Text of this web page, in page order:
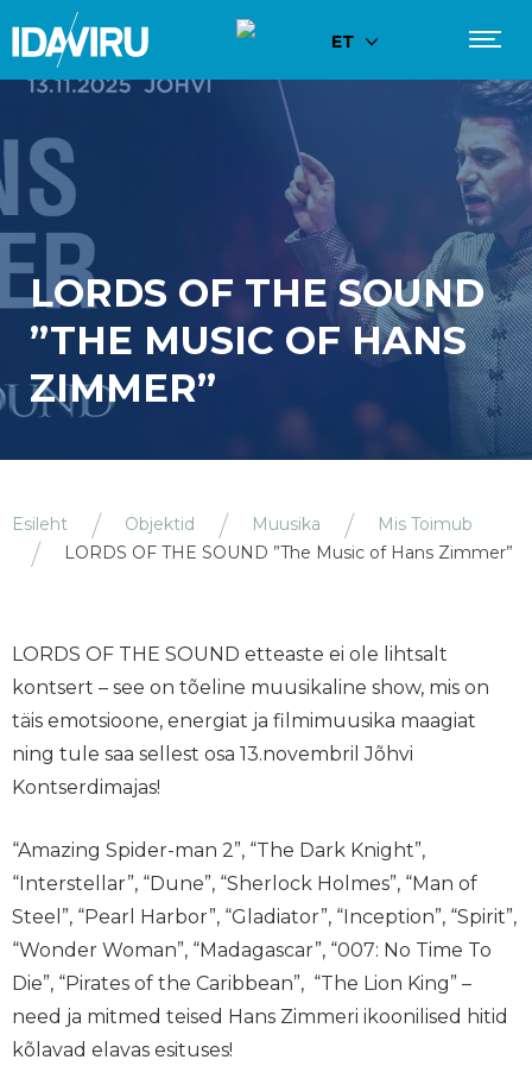
ET
LORDS OF THE SOUND
”THE MUSIC OF HANS
ZIMMER”
Esileht Objektid Muusika
Mis Toimub
LORDS OF THE SOUND ”The Music of Hans Zimmer”
LORDS OF THE SOUND etteaste ei ole lihtsalt
kontsert – see on tõeline muusikaline show, mis on
täis emotsioone, energiat ja filmimuusika maagiat
ning tule saa sellest osa 13.novembril Jõhvi
Kontserdimajas!
“Amazing Spider-man 2”, “The Dark Knight”,
“Interstellar”, “Dune”, “Sherlock Holmes”, “Man of
Steel”, “Pearl Harbor”, “Gladiator”, “Inception”, “Spirit”,
“Wonder Woman”, “Madagascar”, “007: No Time To
Die”, “Pirates of the Caribbean”, “The Lion King” –
need ja mitmed teised Hans Zimmeri ikoonilised hitid
kõlavad elavas esituses!